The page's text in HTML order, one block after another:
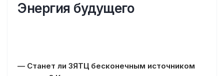
Энергия будущего
— Станет ли ЗЯТЦ бесконечным источником